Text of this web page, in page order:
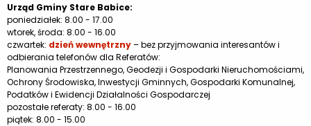
Urząd Gminy Stare Babice:
poniedziałek: 8.00 - 17.00
wtorek, środa: 8.00 - 16.00
czwartek: dzień wewnętrzny– bez przyjmowania interesantów i
odbierania telefonów dla Referatów:
Planowania Przestrzennego, Geodezji i Gospodarki Nieruchomościami,
Ochrony Środowiska, Inwestycji Gminnych, Gospodarki Komunalnej,
Podatków i Ewidencji Działalności Gospodarczej
pozostałe referaty: 8.00 - 16.00
piątek: 8.00 - 15.00